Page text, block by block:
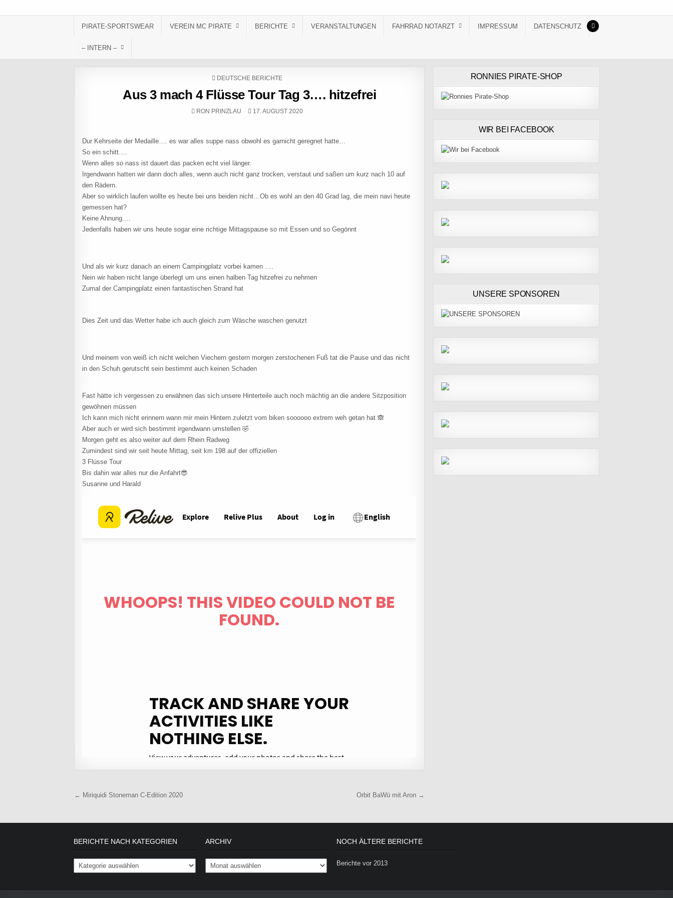
PIRATE-SPORTSWEAR VEREIN MC PIRATE BERICHTE VERANSTALTUNGEN FAHRRAD NOTARZT IMPRESSUM DATENSCHUTZ
– INTERN –
POSTED IN
DEUTSCHE BERICHTE
Aus 3 mach 4 Flüsse Tour Tag 3…. hitzefrei
AUTHOR:
RON PRINZLAU PUBLISHED DATE:
17. AUGUST 2020
Dur Kehrseite der Medaille…. es war alles suppe nass obwohl es garnicht geregnet hatte…
So ein schitt….
Wenn alles so nass ist dauert das packen echt viel länger.
Irgendwann hatten wir dann doch alles, wenn auch nicht ganz trocken, verstaut und saßen um kurz nach 10 auf
den Rädern.
Aber so wirklich laufen wollte es heute bei uns beiden nicht…Ob es wohl an den 40 Grad lag, die mein navi heute
gemessen hat?
Keine Ahnung….
Jedenfalls haben wir uns heute sogar eine richtige Mittagspause so mit Essen und so Gegönnt
Und als wir kurz danach an einem Campingplatz vorbei kamen ….
Nein wir haben nicht lange überlegt um uns einen halben Tag hitzefrei zu nehmen
Zumal der Campingplatz einen fantastischen Strand hat
Dies Zeit und das Wetter habe ich auch gleich zum Wäsche waschen genutzt
Und meinem von weiß ich nicht welchen Viechern gestern morgen zerstochenen Fuß tat die Pause und das nicht
in den Schuh gerutscht sein bestimmt auch keinen Schaden
Fast hätte ich vergessen zu erwähnen das sich unsere Hinterteile auch noch mächtig an die andere Sitzposition
gewöhnen müssen
Ich kann mich nicht erinnern wann mir mein Hintern zuletzt vom biken soooooo extrem weh getan hat 🙈
Aber auch er wird sich bestimmt irgendwann umstellen 🤣
Morgen geht es also weiter auf dem Rhein Radweg
Zumindest sind wir seit heute Mittag, seit km 198 auf der offiziellen
3 Flüsse Tour
Bis dahin war alles nur die Anfahrt😎
Susanne und Harald
Beitragsnavigation
← Miriquidi Stoneman C-Edition 2020 Orbit BaWü mit Aron →
RONNIES PIRATE-SHOP
WIR BEI FACEBOOK
UNSERE SPONSOREN
BERICHTE NACH KATEGORIEN
Berichte nach Kategorien
ARCHIV
Archiv
NOCH ÄLTERE BERICHTE
Berichte vor 2013